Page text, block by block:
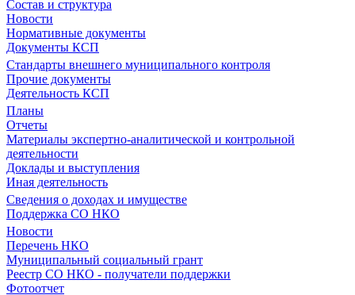
Состав и структура
Новости
Нормативные документы
Документы КСП
Стандарты внешнего муниципального контроля
Прочие документы
Деятельность КСП
Планы
Отчеты
Материалы экспертно-аналитической и контрольной
деятельности
Доклады и выступления
Иная деятельность
Сведения о доходах и имуществе
Поддержка СО НКО
Новости
Перечень НКО
Муниципальный социальный грант
Реестр СО НКО - получатели поддержки
Фотоотчет